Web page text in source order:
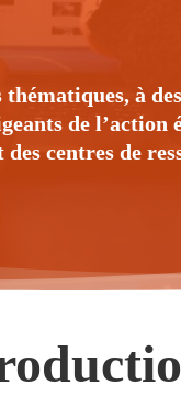
thématiques, à
de l’action
centres de